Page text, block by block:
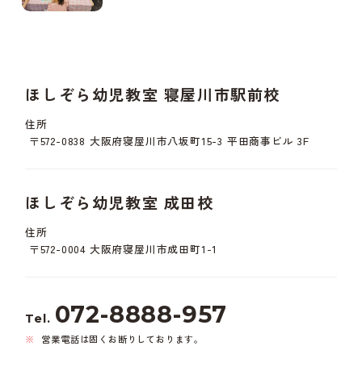
ほしぞら幼児教室 寝屋川市駅前校
住所
〒572-0838 大阪府寝屋川市八坂町15-3 平田商事ビル 3F
ほしぞら幼児教室 成田校
住所
〒572-0004 大阪府寝屋川市成田町1-1
Tel. 072-8888-957
営業電話は固くお断りしております。